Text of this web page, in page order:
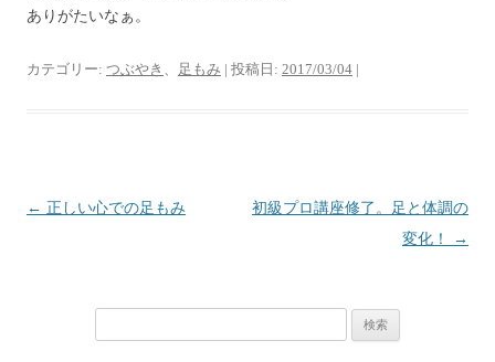
ありがたいなぁ。
カテゴリー: つぶやき 、 足もみ | 投稿日: 2017/03/04 |
投
← 正しい心での足もみ
初級プロ講座修了。足と体調の
変化！
→